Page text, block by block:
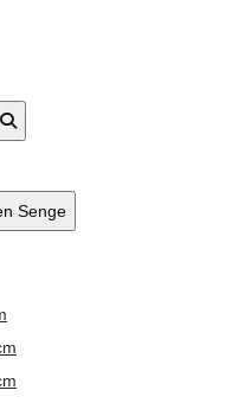
Senge